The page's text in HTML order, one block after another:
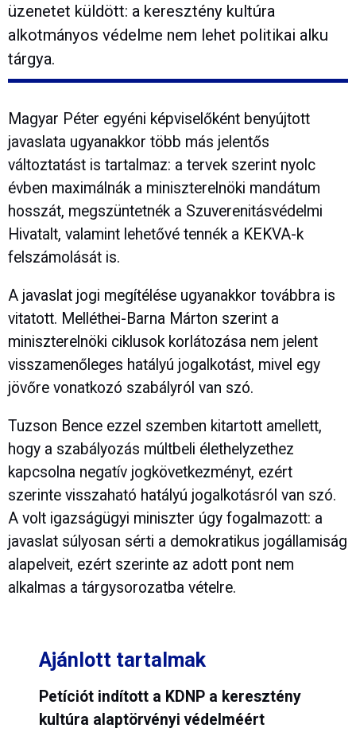
üzenetet küldött: a keresztény kultúra
alkotmányos védelme nem lehet politikai alku
tárgya.
Magyar Péter egyéni képviselőként benyújtott
javaslata ugyanakkor több más jelentős
változtatást is tartalmaz: a tervek szerint nyolc
évben maximálnák a miniszterelnöki mandátum
hosszát, megszüntetnék a Szuverenitásvédelmi
Hivatalt, valamint lehetővé tennék a KEKVA-k
felszámolását is.
A javaslat jogi megítélése ugyanakkor továbbra is
vitatott. Melléthei-Barna Márton szerint a
miniszterelnöki ciklusok korlátozása nem jelent
visszamenőleges hatályú jogalkotást, mivel egy
jövőre vonatkozó szabályról van szó.
Tuzson Bence ezzel szemben kitartott amellett,
hogy a szabályozás múltbeli élethelyzethez
kapcsolna negatív jogkövetkezményt, ezért
szerinte visszaható hatályú jogalkotásról van szó.
A volt igazságügyi miniszter úgy fogalmazott: a
javaslat súlyosan sérti a demokratikus jogállamiság
alapelveit, ezért szerinte az adott pont nem
alkalmas a tárgysorozatba vételre.
Ajánlott tartalmak
Petíciót indított a KDNP a keresztény
kultúra alaptörvényi védelméért